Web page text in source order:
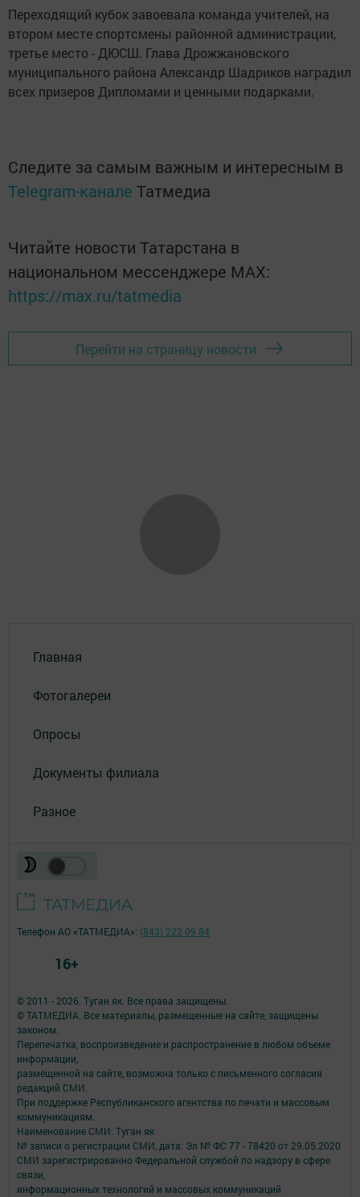
Переходящий кубок завоевала команда учителей, на
втором месте спортсмены районной администрации,
третье место - ДЮСШ. Глава Дрожжановского
муниципального района Александр Шадриков наградил
всех призеров Дипломами и ценными подарками.
Следите за самым важным и интересным в
Telegram-канале Татмедиа
Читайте новости Татарстана в
национальном мессенджере MАХ:
https://max.ru/tatmedia
Перейти на страницу новости
Главная
Фотогалереи
Опросы
Документы филиала
Разное
© 2011 - 2026. Туган як. Все права защищены.
© ТАТМЕДИА. Все материалы, размещенные на сайте, защищены
законом.
Перепечатка, воспроизведение и распространение в любом объеме
информации,
размещенной на сайте, возможна только с письменного согласия
редакций СМИ.
При поддержке Республиканского агентства по печати и массовым
коммуникациям.
Наименование СМИ: Туган як
№ записи о регистрации СМИ, дата: Эл № ФС 77 - 78420 от 29.05.2020
СМИ зарегистрированно Федеральной службой по надзору в сфере
связи,
информационных технологий и массовых коммуникаций
Телефон АО «ТАТМЕДИА»: (843) 222 09 84
16+